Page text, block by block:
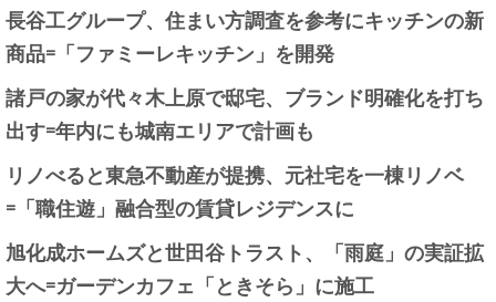
長谷工グループ、住まい方調査を参考にキッチンの新
商品=「ファミーレキッチン」を開発
諸戸の家が代々木上原で邸宅、ブランド明確化を打ち
出す=年内にも城南エリアで計画も
リノべると東急不動産が提携、元社宅を一棟リノベ
=「職住遊」融合型の賃貸レジデンスに
旭化成ホームズと世田谷トラスト、「雨庭」の実証拡
大へ=ガーデンカフェ「ときそら」に施工